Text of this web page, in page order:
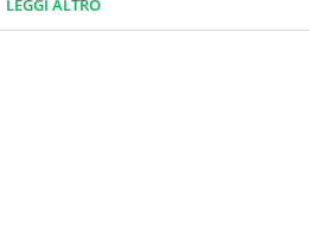
suo piede di calcio in via
nel campionato Serie A 0
gol.
LEGGI ALTRO